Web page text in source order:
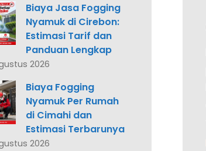
Biaya Jasa Fogging
Nyamuk di Cirebon:
Estimasi Tarif dan
Panduan Lengkap
2026
Biaya Fogging
Nyamuk Per Rumah
di Cimahi dan
Estimasi Terbarunya
2026